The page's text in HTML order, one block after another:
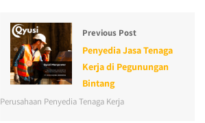
Previous Post
Penyedia Jasa Tenaga
Kerja di Pegunungan
Bintang
Perusahaan Penyedia Tenaga Kerja